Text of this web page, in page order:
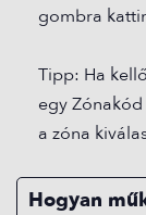
gombra
Tipp: Ha
egy
a zóna
Hogyan